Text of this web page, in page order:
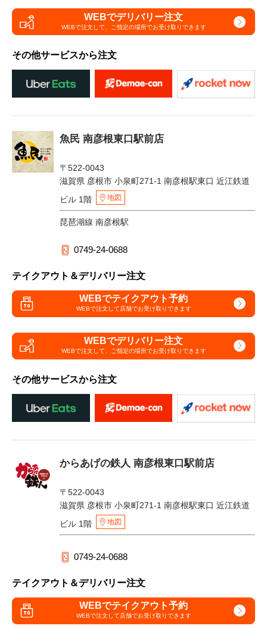
WEBでデリバリー注文
WEBで注文して、 ご指定の場所でお受け取りできます
その他サービスから注文
魚民 南彦根東口駅前店
〒522-0043
滋賀県 彦根市 小泉町271-1 南彦根駅東口 近江鉄道
ビル 1階
地図
琵琶湖線 南彦根駅
0749-24-0688
テイクアウト＆デリバリー注文
WEBでテイクアウト予約
WEBで注文して店舗でお受け取りできます
WEBでデリバリー注文
WEBで注文して、 ご指定の場所でお受け取りできます
その他サービスから注文
からあげの鉄人 南彦根東口駅前店
〒522-0043
滋賀県 彦根市 小泉町271-1 南彦根駅東口 近江鉄道
ビル 1階
地図
0749-24-0688
テイクアウト＆デリバリー注文
WEBでテイクアウト予約
WEBで注文して店舗でお受け取りできます